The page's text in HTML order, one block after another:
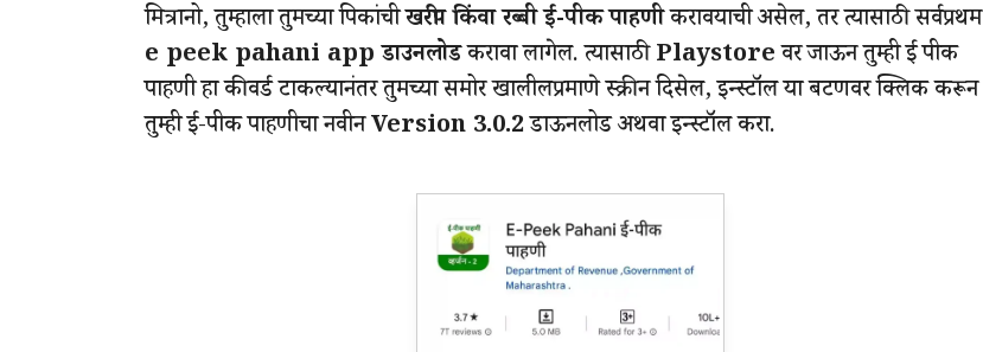
मित्रानो, तुम्हाला तुमच्या पिकांचीखरीप किंवा रब्बी ई-पीक पाहणीकरावयाची असेल, तर त्यासाठी सर्वप्रथम
e peek pahani app डाउनलोडकरावा लागेल. त्यासाठीPlaystoreवर जाऊन तुम्ही ई पीक
पाहणी हा कीवर्ड टाकल्यानंतर तुमच्या समोर खालीलप्रमाणे स्क्रीन दिसेल, इन्स्टॉल या बटणवर क्लिक करून
तुम्ही ई-पीक पाहणीचा नवीनVersion 3.0.2डाऊनलोड अथवा इन्स्टॉल करा.